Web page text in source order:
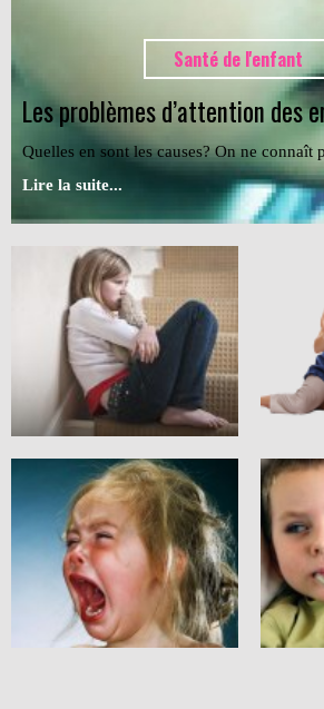
Santé de l'enfant
Les problèmes d’attention des
Quelles en sont les causes? On ne connaît
Lire la suite...